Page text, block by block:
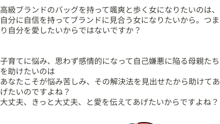
高級ブランドのバッグを持って颯爽と歩く女になりたいのは、
自分に自信を持ってブランドに見合う女になりたいから。つま
り自分を愛したいからではないですか？
子育てに悩み、思わず感情的になって自己嫌悪に陥る母親たち
を助けたいのは
あなたこそが悩み苦しみ、その解決法を見出せたから助けてあ
げたいのですよね？
大丈夫、きっと大丈夫、と愛を伝えてあげたいからですよね？